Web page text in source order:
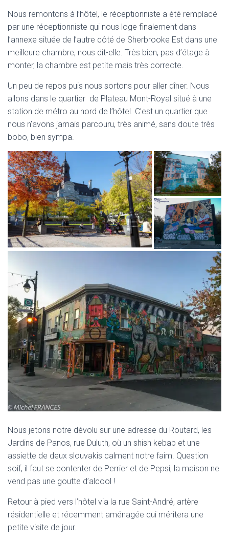
Nous remontons à l’hôtel, le réceptionniste a été remplacé
par une réceptionniste qui nous loge finalement dans
l’annexe située de l’autre côté de Sherbrooke Est dans une
meilleure chambre, nous dit-elle. Très bien, pas d’étage à
monter, la chambre est petite mais très correcte.
Un peu de repos puis nous sortons pour aller dîner. Nous
allons dans le quartier de Plateau Mont-Royal situé à une
station de métro au nord de l’hôtel. C’est un quartier que
nous n’avons jamais parcouru, très animé, sans doute très
bobo, bien sympa.
Nous jetons notre dévolu sur une adresse du Routard, les
Jardins de Panos, rue Duluth, où un shish kebab et une
assiette de deux slouvakis calment notre faim. Question
soif, il faut se contenter de Perrier et de Pepsi, la maison ne
vend pas une goutte d’alcool !
Retour à pied vers l’hôtel via la rue Saint-André, artère
résidentielle et récemment aménagée qui méritera une
petite visite de jour.